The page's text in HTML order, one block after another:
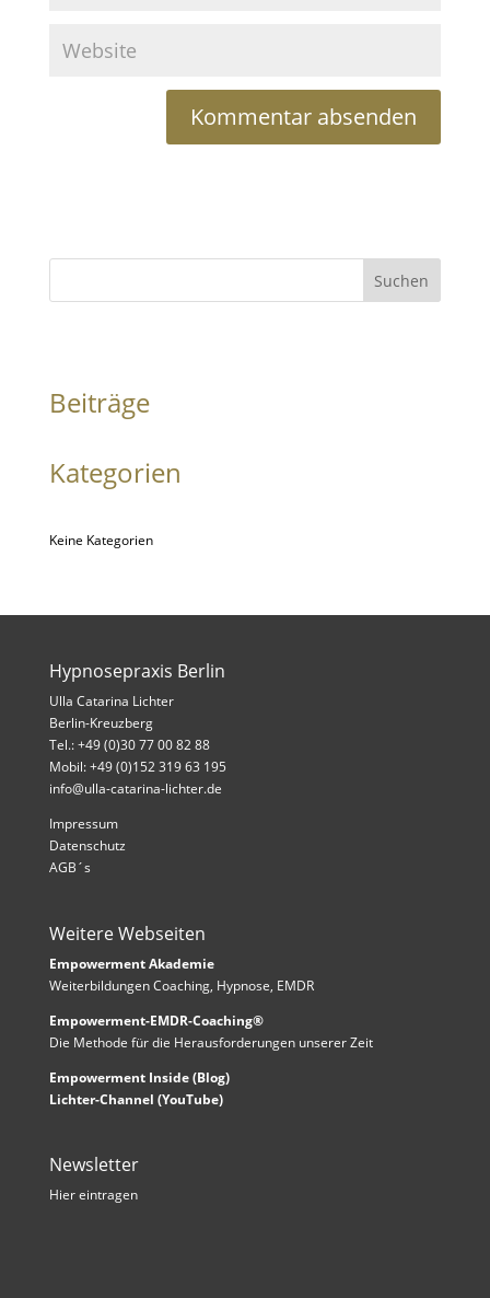
Suchen
Beiträge
Kategorien
Keine Kategorien
Hypnosepraxis Berlin
Ulla Catarina Lichter
Berlin-Kreuzberg
Tel.: +49 (0)30 77 00 82 88
Mobil: +49 (0)152 319 63 195
info@ulla-catarina-lichter.de
Impressum
Datenschutz
AGB´s
Weitere Webseiten
Empowerment Akademie
Weiterbildungen Coaching, Hypnose, EMDR
Empowerment-EMDR-Coaching®
Die Methode für die Herausforderungen unserer Zeit
Empowerment Inside (Blog)
Lichter-Channel (YouTube)
Newsletter
Hier eintragen